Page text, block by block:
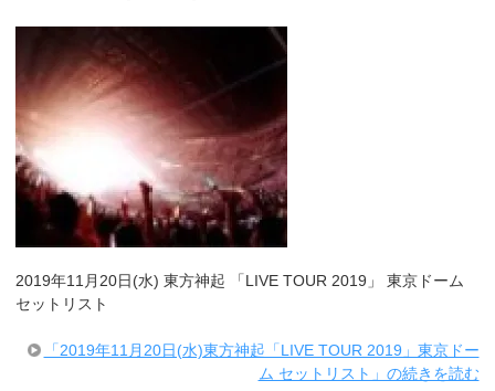
2019年11月20日(水) 東方神起 「LIVE TOUR 2019」 東京ドーム
セットリスト
「2019年11月20日(水)東方神起「LIVE TOUR 2019」東京ドー
ム セットリスト」の続きを読む